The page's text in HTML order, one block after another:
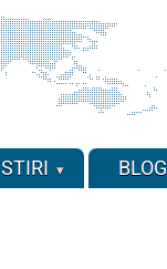
STIRI BLOG